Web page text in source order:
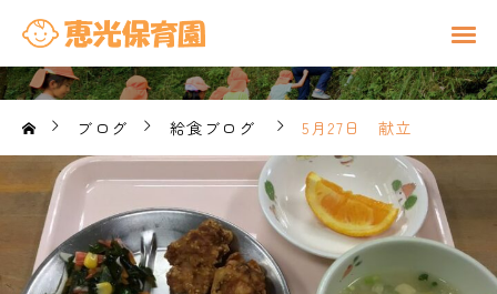
ブログ 給食ブログ 5月27日 献立